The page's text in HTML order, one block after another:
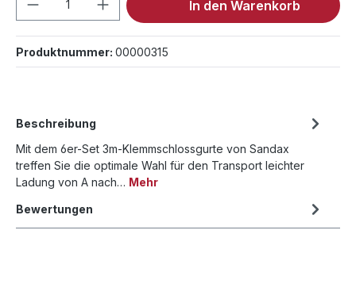
In den Warenkorb
Produktnummer: 00000315
Beschreibung
Mit dem 6er-Set 3m-Klemmschlossgurte von Sandax
treffen Sie die optimale Wahl für den Transport leichter
Ladung von A nach… Mehr
Bewertungen